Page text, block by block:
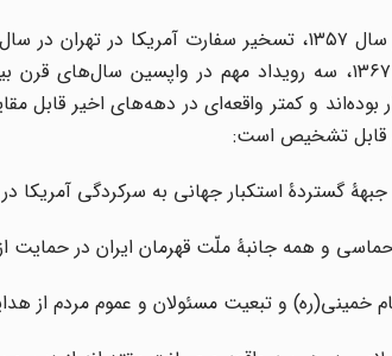
تحمیلی از سال ۱۳۵۹ تا ۱۳۶۷، سه رویداد مهم در
بوده‌اند و کمتر واقعه‌ای در دهه‌های اخیر
قابل تشخیص است:
گستردۀ استکبار جهانی به سرکردگی آمریکا
و همه جانبۀ ملّت قهرمان ایران در حمایت از
خمینی(ره) و تبعیت مسئولان و عموم مردم از